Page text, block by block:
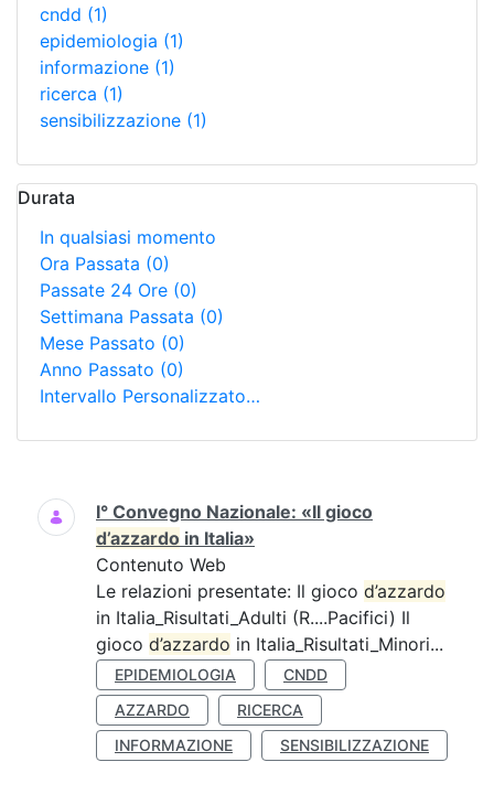
cndd (1)
epidemiologia (1)
informazione (1)
ricerca (1)
sensibilizzazione (1)
Durata
In qualsiasi momento
Ora Passata (0)
Passate 24 Ore (0)
Settimana Passata (0)
Mese Passato (0)
Anno Passato (0)
Intervallo Personalizzato…
Ricerca
I° Convegno Nazionale: «Il gioco
d’azzardo in Italia»
Contenuto Web
Le relazioni presentate: Il gioco d’azzardo
in Italia_Risultati_Adulti (R....Pacifici) Il
gioco d’azzardo in Italia_Risultati_Minori...
EPIDEMIOLOGIA
CNDD
AZZARDO
RICERCA
INFORMAZIONE
SENSIBILIZZAZIONE